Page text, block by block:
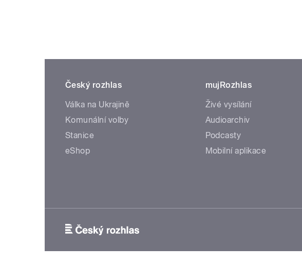
Český rozhlas
Válka na Ukrajině
Komunální volby
Stanice
eShop
mujRozhlas
Živé vysílání
Audioarchiv
Podcasty
Mobilní aplikace